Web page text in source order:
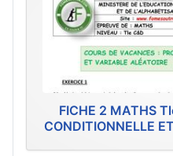
FICHE 2 MATHS
CONDITIONNELLE